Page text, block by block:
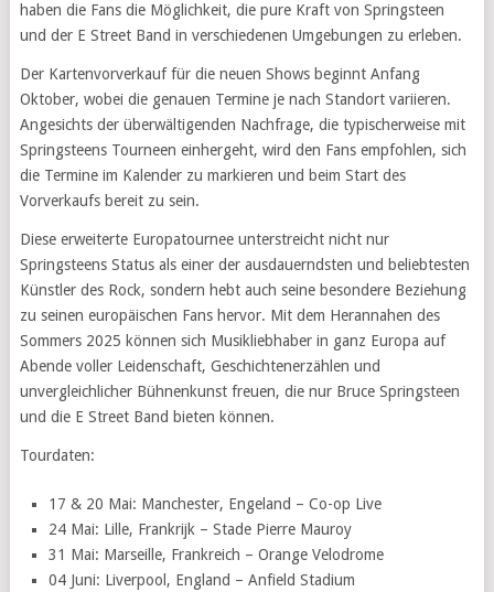
haben die Fans die Möglichkeit, die pure Kraft von Springsteen
und der E Street Band in verschiedenen Umgebungen zu erleben.
Der Kartenvorverkauf für die neuen Shows beginnt Anfang
Oktober, wobei die genauen Termine je nach Standort variieren.
Angesichts der überwältigenden Nachfrage, die typischerweise mit
Springsteens Tourneen einhergeht, wird den Fans empfohlen, sich
die Termine im Kalender zu markieren und beim Start des
Vorverkaufs bereit zu sein.
Diese erweiterte Europatournee unterstreicht nicht nur
Springsteens Status als einer der ausdauerndsten und beliebtesten
Künstler des Rock, sondern hebt auch seine besondere Beziehung
zu seinen europäischen Fans hervor. Mit dem Herannahen des
Sommers 2025 können sich Musikliebhaber in ganz Europa auf
Abende voller Leidenschaft, Geschichtenerzählen und
unvergleichlicher Bühnenkunst freuen, die nur Bruce Springsteen
und die E Street Band bieten können.
Tourdaten:
17 & 20 Mai: Manchester, Engeland – Co-op Live
24 Mai: Lille, Frankrijk – Stade Pierre Mauroy
31 Mai: Marseille, Frankreich – Orange Velodrome
04 Juni: Liverpool, England – Anfield Stadium